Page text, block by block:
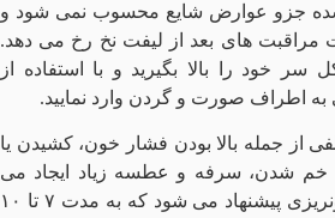
شده جزو عوارض شایع محسوب نمی شود و
مراقبت های بعد از لیفت نخ رخ می دهد.
خود را بالا بگیرید و با استفاده از
اطراف صورت و گردن وارد نمایید.
از جمله بالا بودن فشار خون، کشیدن یا
خم شدن، سرفه و عطسه زیاد ایجاد می
شود. برای جلوگیری از خونریزی پیشنهاد می شود که به مدت ۷ تا ۱۰